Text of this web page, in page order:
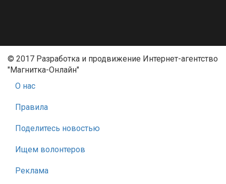
© 2017 Разработка и продвижение Интернет-агентство
"Магнитка-Онлайн"
О нас
Правила
Поделитесь новостью
Ищем волонтеров
Реклама